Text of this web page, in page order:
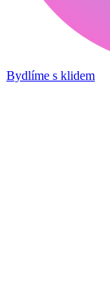
Bydlíme s klidem